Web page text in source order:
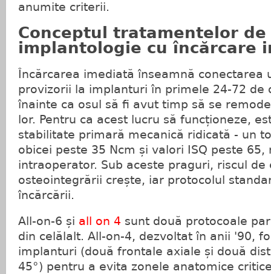
anumite criterii.
Conceptul tratamentelor de
implantologie cu încărcare
Încărcarea imediată înseamnă conectarea
provizorii la implanturi în primele 24-72 de
înainte ca osul să fi avut timp să se
lor. Pentru ca acest lucru să funcționeze,
stabilitate primară mecanică ridicată - un
obicei peste 35 Ncm și valori ISQ peste 65,
intraoperator. Sub aceste praguri, riscul de
osteointegrării crește, iar protocolul
încărcării.
All-on-6 și all on 4 sunt două protocoale
din celălalt. All-on-4, dezvoltat în anii '90,
implanturi (două frontale axiale și două
45°) pentru a evita zonele anatomice